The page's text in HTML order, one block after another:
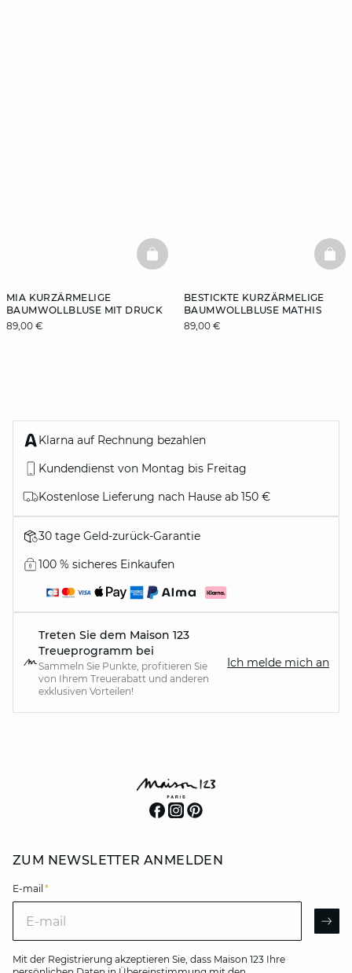
MIA KURZÄRMELIGE
BAUMWOLLBLUSE MIT DRUCK
89,00 €
BASKETFULL
BESTICKTE KURZÄRMELIGE
BAUMWOLLBLUSE MATHIS
89,00 €
Klarna auf Rechnung bezahlen
Kundendienst von Montag bis Freitag
Kostenlose Lieferung nach Hause ab 150 €
30 tage Geld-zurück-Garantie
100 % sicheres Einkaufen
Treten Sie dem Maison 123
Treueprogramm bei
Sammeln Sie Punkte, profitieren Sie
von Ihrem Treuerabatt und anderen
exklusiven Vorteilen!
Ich melde mich an
ZUM NEWSLETTER ANMELDEN
E-mail *
Mit der Registrierung akzeptieren Sie, dass Maison 123 Ihre